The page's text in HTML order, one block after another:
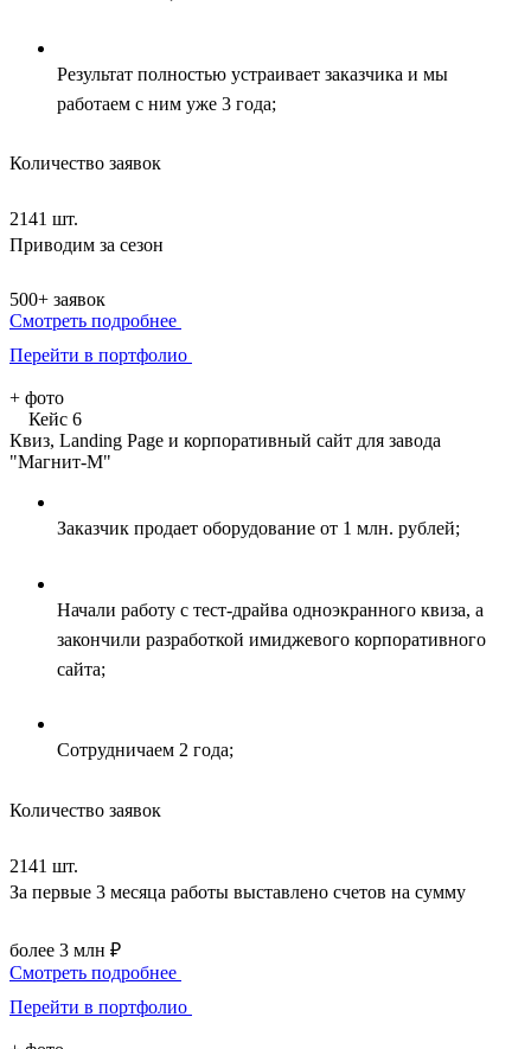
Результат полностью устраивает заказчика и мы
работаем с ним уже 3 года;
Количество заявок
2141 шт.
Приводим за сезон
500+ заявок
Смотреть подробнее
Перейти в портфолио
+ фото
Кейс 6
Квиз, Landing Page и корпоративный сайт для завода
"Магнит-М"
Заказчик продает оборудование от 1 млн. рублей;
Начали работу с тест-драйва одноэкранного квиза, а
закончили разработкой имиджевого корпоративного
сайта;
Сотрудничаем 2 года;
Количество заявок
2141 шт.
За первые 3 месяца работы выставлено счетов на сумму
более 3 млн ₽
Смотреть подробнее
Перейти в портфолио